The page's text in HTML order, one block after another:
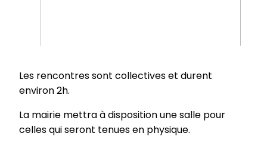
Les rencontres sont collectives et durent
environ 2h.
La mairie mettra à disposition une salle pour
celles qui seront tenues en physique.